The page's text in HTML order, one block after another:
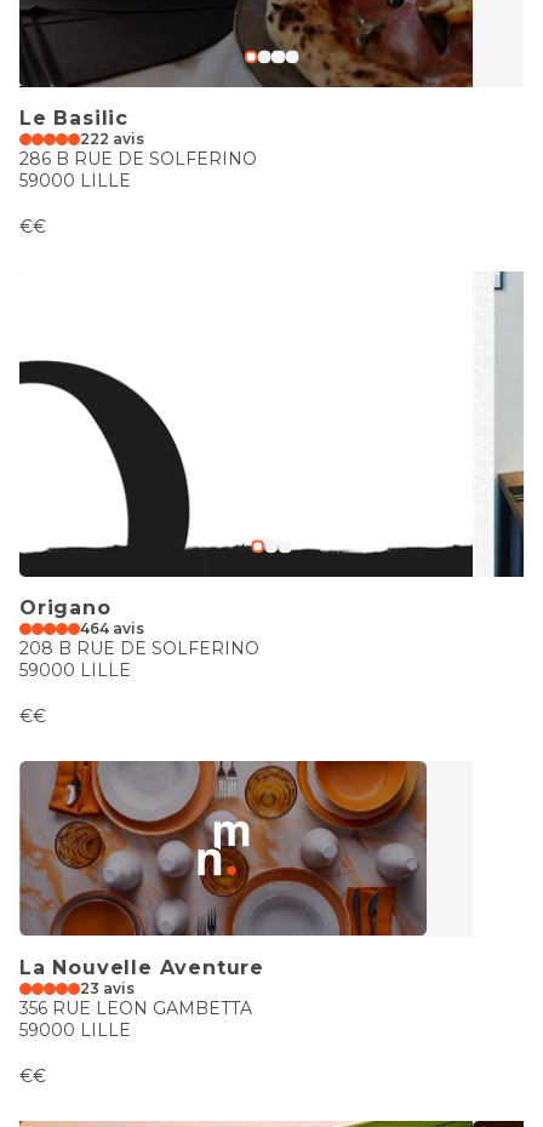
Le Basilic
222 avis
286 B RUE DE SOLFERINO
59000 LILLE
€€
Origano
464 avis
208 B RUE DE SOLFERINO
59000 LILLE
€€
La Nouvelle Aventure
23 avis
356 RUE LEON GAMBETTA
59000 LILLE
€€